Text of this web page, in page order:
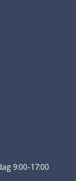
9:00-17:00